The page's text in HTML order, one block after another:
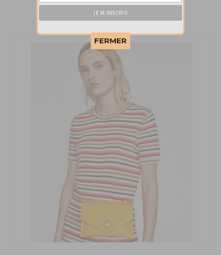
Sac Carly Topshop 25€
This popup will close in:
FERMER